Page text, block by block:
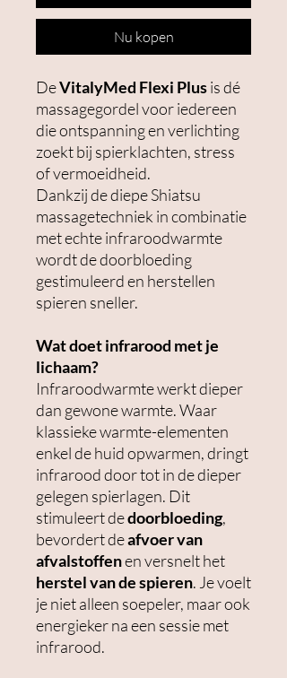
Nu kopen
DeVitalyMed Flexi Plusis dé
massagegordel voor iedereen
die ontspanning en verlichting
zoekt bij spierklachten, stress
of vermoeidheid.
Dankzij de diepe Shiatsu
massagetechniek in combinatie
met echte infraroodwarmte
wordt de doorbloeding
gestimuleerd en herstellen
spieren sneller.
Wat doet infrarood met je
lichaam?
Infraroodwarmte werkt dieper
dan gewone warmte. Waar
klassieke warmte-elementen
enkel de huid opwarmen, dringt
infrarood door tot in de dieper
gelegen spierlagen. Dit
stimuleert dedoorbloeding,
bevordert deafvoer van
afvalstoffenen versnelt het
herstel van de spieren. Je voelt
je niet alleen soepeler, maar ook
energieker na een sessie met
infrarood.